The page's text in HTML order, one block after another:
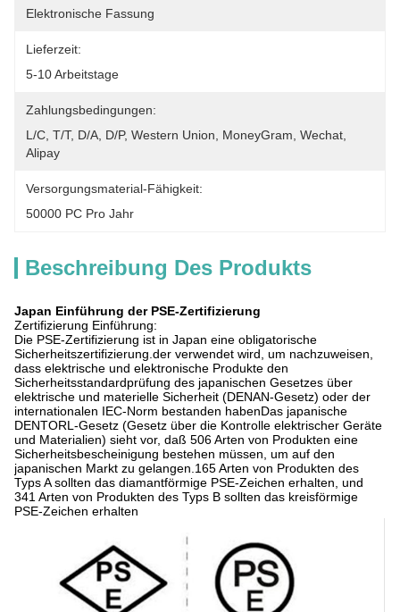
Elektronische Fassung
Lieferzeit:
5-10 Arbeitstage
Zahlungsbedingungen:
L/C, T/T, D/A, D/P, Western Union, MoneyGram, Wechat,
Alipay
Versorgungsmaterial-Fähigkeit:
50000 PC Pro Jahr
Beschreibung Des Produkts
Japan Einführung der PSE-Zertifizierung
Zertifizierung Einführung:
Die PSE-Zertifizierung ist in Japan eine obligatorische
Sicherheitszertifizierung.der verwendet wird, um nachzuweisen,
dass elektrische und elektronische Produkte den
Sicherheitsstandardprüfung des japanischen Gesetzes über
elektrische und materielle Sicherheit (DENAN-Gesetz) oder der
internationalen IEC-Norm bestanden habenDas japanische
DENTORL-Gesetz (Gesetz über die Kontrolle elektrischer Geräte
und Materialien) sieht vor, daß 506 Arten von Produkten eine
Sicherheitsbescheinigung bestehen müssen, um auf den
japanischen Markt zu gelangen.165 Arten von Produkten des
Typs A sollten das diamantförmige PSE-Zeichen erhalten, und
341 Arten von Produkten des Typs B sollten das kreisförmige
PSE-Zeichen erhalten